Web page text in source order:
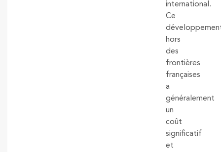
international.
Ce
hors
des
frontières
françaises
a
généralement
un
coût
significatif
et